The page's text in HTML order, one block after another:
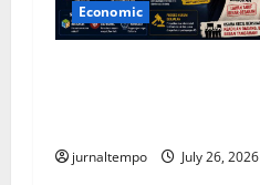
Economic
jurnaltempo July 26, 2026